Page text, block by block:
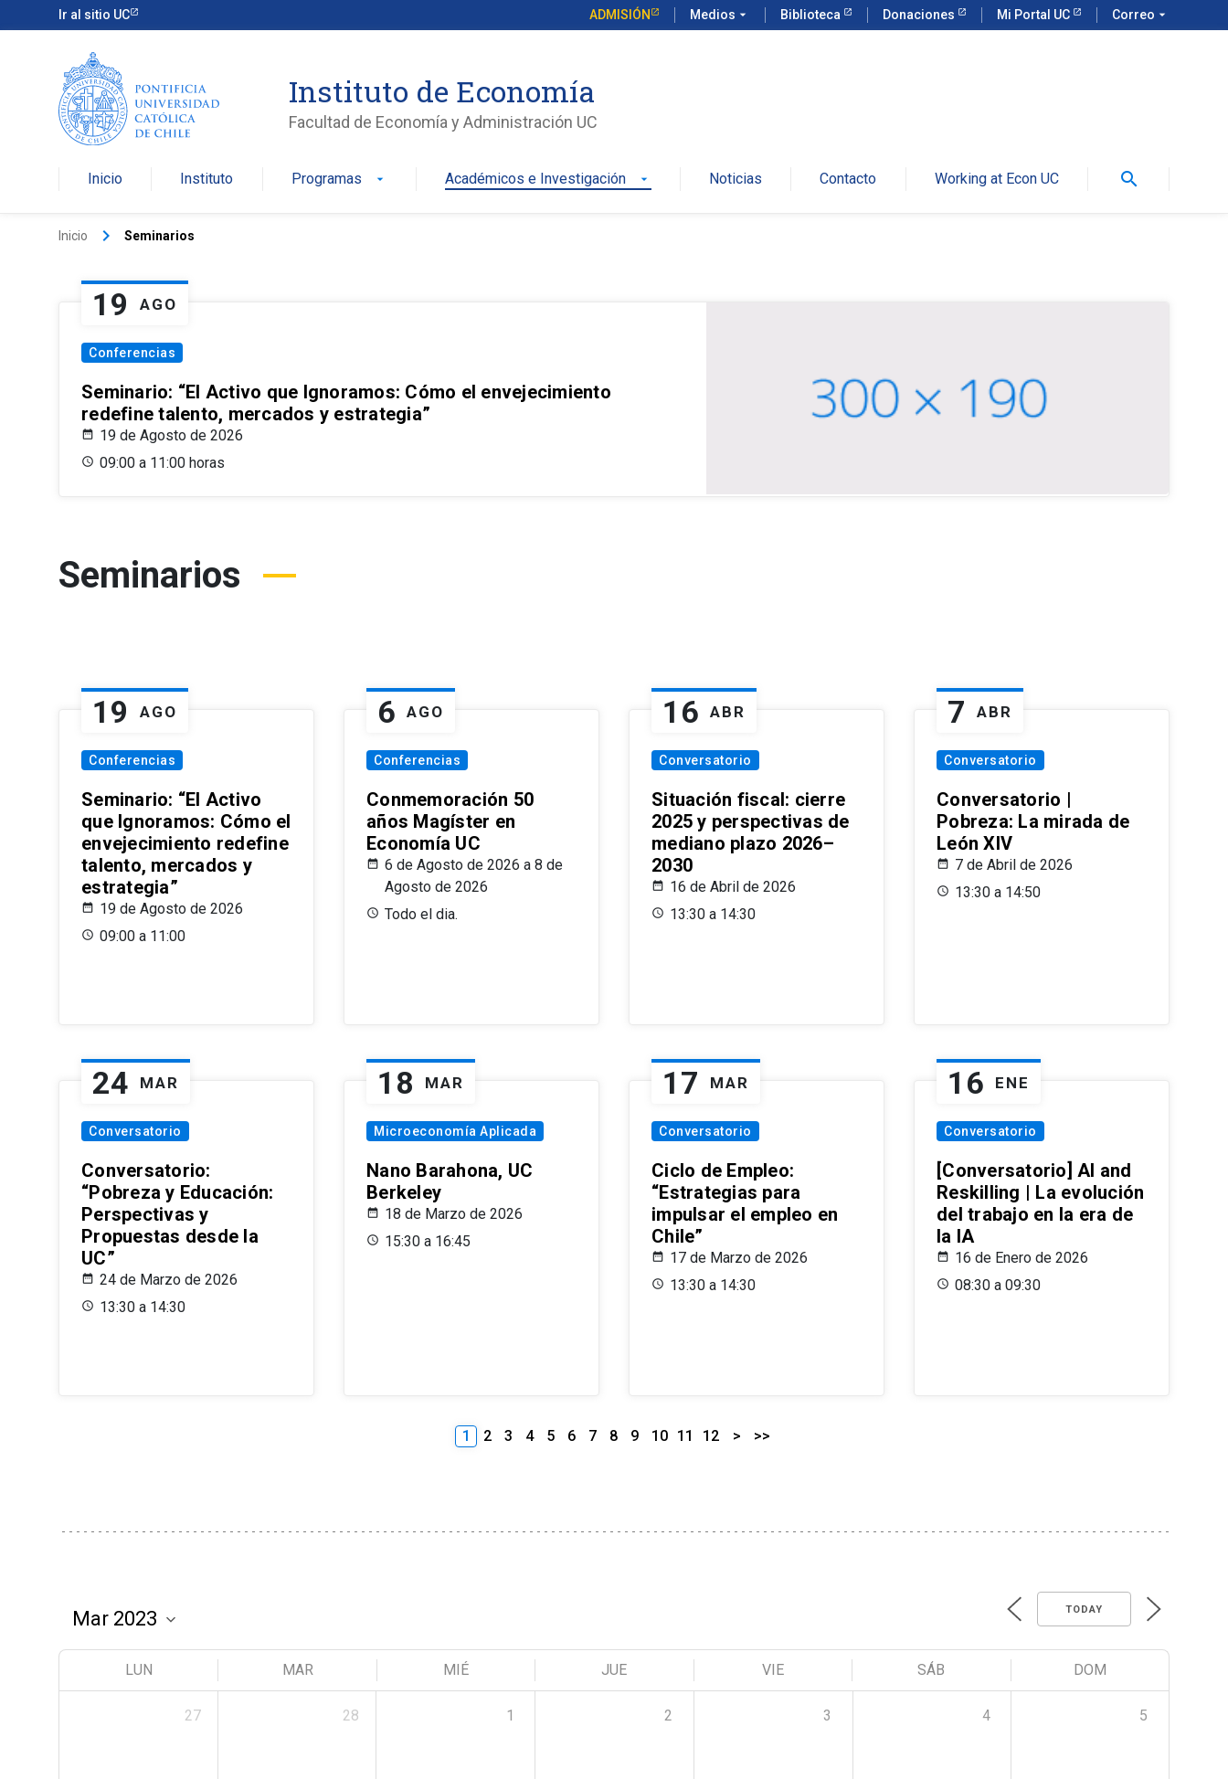
Ir al sitio UC ADMISIÓN Medios arrow_drop_down Biblioteca Donaciones Mi Portal UC Correo arrow_drop_down
Instituto de Economía
Facultad de Economía y Administración UC
Inicio Instituto Programas arrow_drop_down Académicos e Investigación arrow_drop_down Noticias Contacto Working at Econ UC search
Inicio keyboard_arrow_right Seminarios
19 AGO
Conferencias
Seminario: “El Activo que Ignoramos: Cómo el envejecimiento
redefine talento, mercados y estrategia”
19 de Agosto de 2026
09:00 a 11:00 horas
Seminarios
19 AGO
Conferencias
Seminario: “El Activo
que Ignoramos: Cómo el
envejecimiento redefine
talento, mercados y
estrategia”
19 de Agosto de 2026
09:00 a 11:00
6 AGO
Conferencias
Conmemoración 50
años Magíster en
Economía UC
6 de Agosto de 2026 a 8 de
Agosto de 2026
Todo el dia.
16 ABR
Conversatorio
Situación fiscal: cierre
2025 y perspectivas de
mediano plazo 2026–
2030
16 de Abril de 2026
13:30 a 14:30
7 ABR
Conversatorio
Conversatorio |
Pobreza: La mirada de
León XIV
7 de Abril de 2026
13:30 a 14:50
24 MAR
Conversatorio
Conversatorio:
“Pobreza y Educación:
Perspectivas y
Propuestas desde la
UC”
24 de Marzo de 2026
13:30 a 14:30
18 MAR
Microeconomía Aplicada
Nano Barahona, UC
Berkeley
18 de Marzo de 2026
15:30 a 16:45
17 MAR
Conversatorio
Ciclo de Empleo:
“Estrategias para
impulsar el empleo en
Chile”
17 de Marzo de 2026
13:30 a 14:30
16 ENE
Conversatorio
[Conversatorio] AI and
Reskilling | La evolución
del trabajo en la era de
la IA
16 de Enero de 2026
08:30 a 09:30
1 2 3 4 5 6 7 8 9 10 11 12 > >>
TODAY
LUN MAR MIÉ JUE VIE SÁB DOM
27 28 1 2 3 4 5